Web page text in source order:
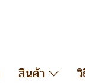
สินค้า